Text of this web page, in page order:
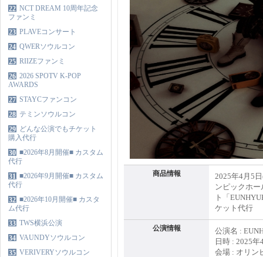
22 NCT DREAM 10周年記念
ファンミ
23 PLAVEコンサート
24 QWERソウルコン
25 RIIZEファンミ
26 2026 SPOTV K-POP
AWARDS
27 STAYCファンコン
28 テミンソウルコン
29 どんな公演でもチケット
購入代行
30 ■2026年8月開催■ カスタム
代行
31 ■2026年9月開催■ カスタム
代行
32 ■2026年10月開催■ カスタ
ム代行
33 TWS横浜公演
34 VAUNDYソウルコン
35 VERIVERYソウルコン
商品情報
2025年4月5
ンピックホー
ト「
ケット代行
公演情報
公演名 :
日時 : 2025
会場 : オリン